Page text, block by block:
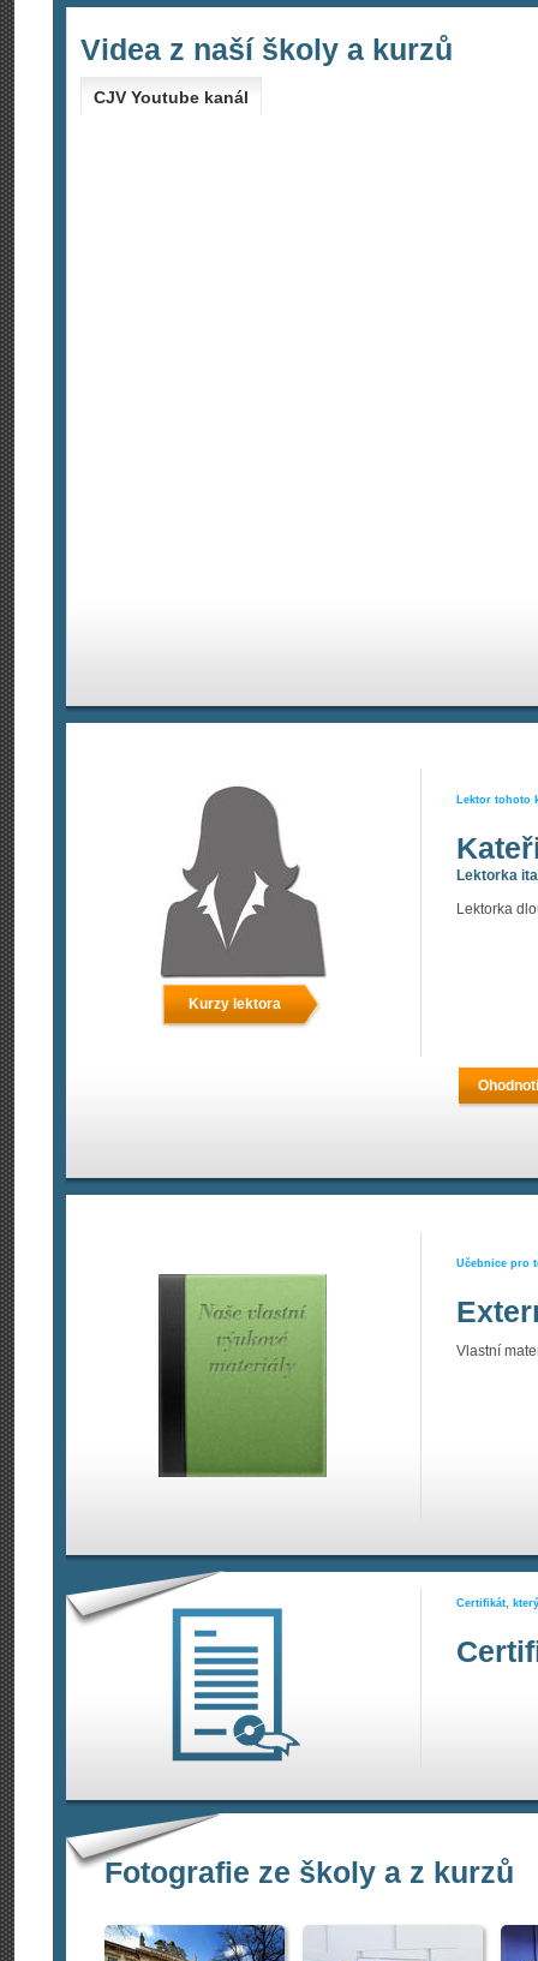
Videa z naší školy a kurzů
CJV Youtube kanál
Kurzy lektora
Lektor tohoto
Lektorka
Lektorka
Učebnice pro
Vlastní
Certifikát,
Fotografie ze školy a z kurzů